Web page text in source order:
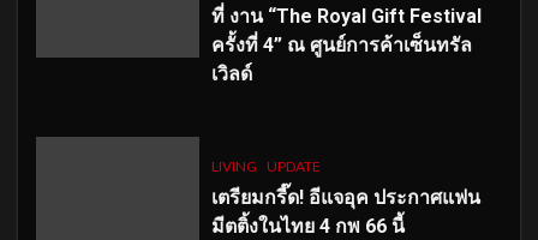
ที่ งาน “The Royal Gift Festival
ครั้งที่ 4” ณ ศูนย์การค้าเซ็นทรัล
เวิลด์
LIVING UPDATE
เตรียมกรี๊ด! อีแจอุค ประกาศแฟน
มีตติ้งในไทย 4 กพ 66 นี้